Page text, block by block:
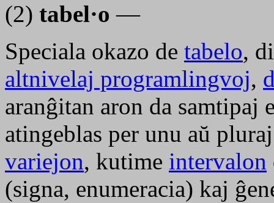
(2) tabel·o —
Speciala okazo de tabelo,
altnivelaj programlingvoj,
aranĝitan aron da samtipaj
atingeblas per unu aŭ
variejon, kutime intervalon
(signa, enumeracia) kaj